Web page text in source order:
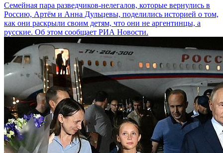
Семейная пара разведчиков-нелегалов, которые вернулись в
Россию, Артём и Анна Дульцевы, поделились историей о том,
как они раскрыли своим детям, что они не аргентинцы, а
русские. Об этом сообщает РИА Новости.